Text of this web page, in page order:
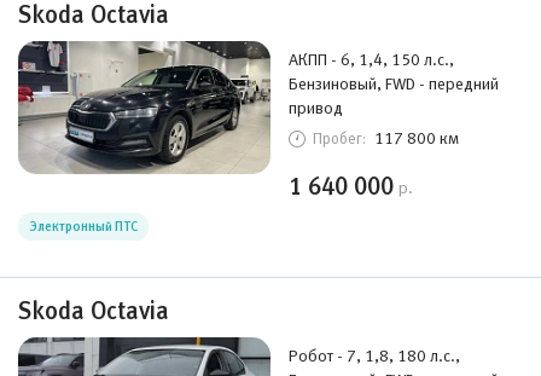
Skoda Octavia
АКПП - 6, 1,4, 150 л.с.,
Бензиновый, FWD - передний
привод
Пробег: 117 800 км
1 640 000 р.
Электронный ПТС
Skoda Octavia
Робот - 7, 1,8, 180 л.с.,